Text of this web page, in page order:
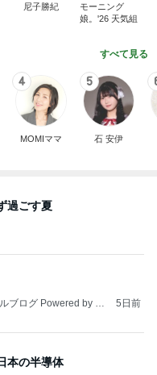
尼子勝紀
モーニング
娘。'26 天気組
すべて見る
4
MOMIママ
5
石 安伊
過ごす夏
ブログ Powered by A
5日前
本の半導体